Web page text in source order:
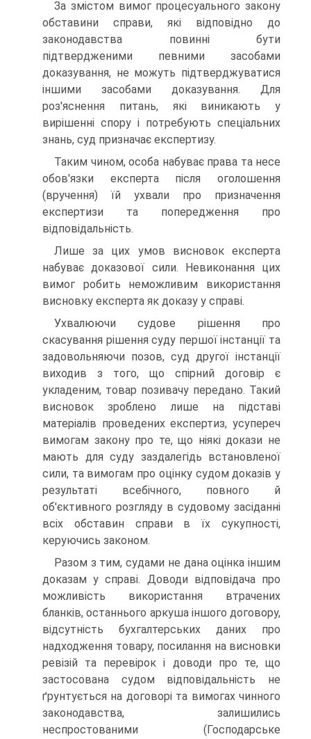
За змістом вимог процесуального закону
обставини справи, які відповідно до
законодавства повинні бути
підтвердженими певними засобами
доказування, не можуть підтверджуватися
іншими засобами доказування. Для
роз'яснення питань, які виникають у
вирішенні спору і потребують спеціальних
знань, суд призначає експертизу.
Таким чином, особа набуває права та несе
обов'язки експерта після оголошення
(вручення) їй ухвали про призначення
експертизи та попередження про
відповідальність.
Лише за цих умов висновок експерта
набуває доказової сили. Невиконання цих
вимог робить неможливим використання
висновку експерта як доказу у справі.
Ухвалюючи судове рішення про
скасування рішення суду першої інстанції та
задовольняючи позов, суд другої інстанції
виходив з того, що спірний договір є
укладеним, товар позивачу передано. Такий
висновок зроблено лише на підставі
матеріалів проведених експертиз, усупереч
вимогам закону про те, що ніякі докази не
мають для суду заздалегідь встановленої
сили, та вимогам про оцінку судом доказів у
результаті всебічного, повного й
об'єктивного розгляду в судовому засіданні
всіх обставин справи в їх сукупності,
керуючись законом.
Разом з тим, судами не дана оцінка іншим
доказам у справі. Доводи відповідача про
можливість використання втрачених
бланків, останнього аркуша іншого договору,
відсутність бухгалтерських даних про
надходження товару, посилання на висновки
ревізій та перевірок і доводи про те, що
застосована судом відповідальність не
ґрунтується на договорі та вимогах чинного
законодавства, залишились
неспростованими (Господарське